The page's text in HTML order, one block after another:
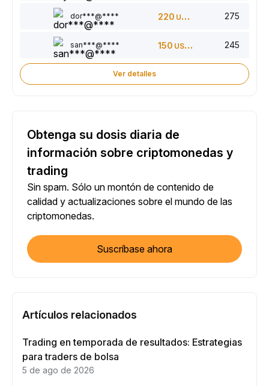
dor***@**** 220 USDT 275
san***@**** 150 USDT 245
Ver detalles
Obtenga su dosis diaria de
información sobre criptomonedas y
trading
Sin spam. Sólo un montón de contenido de
calidad y actualizaciones sobre el mundo de las
criptomonedas.
Suscríbase ahora
Artículos relacionados
Trading en temporada de resultados: Estrategias
para traders de bolsa
5 de ago de 2026